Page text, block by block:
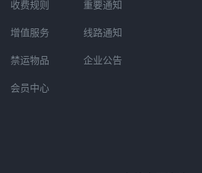
收费规则
增值服务
禁运物品
会员中心
重要通知
线路通知
企业公告